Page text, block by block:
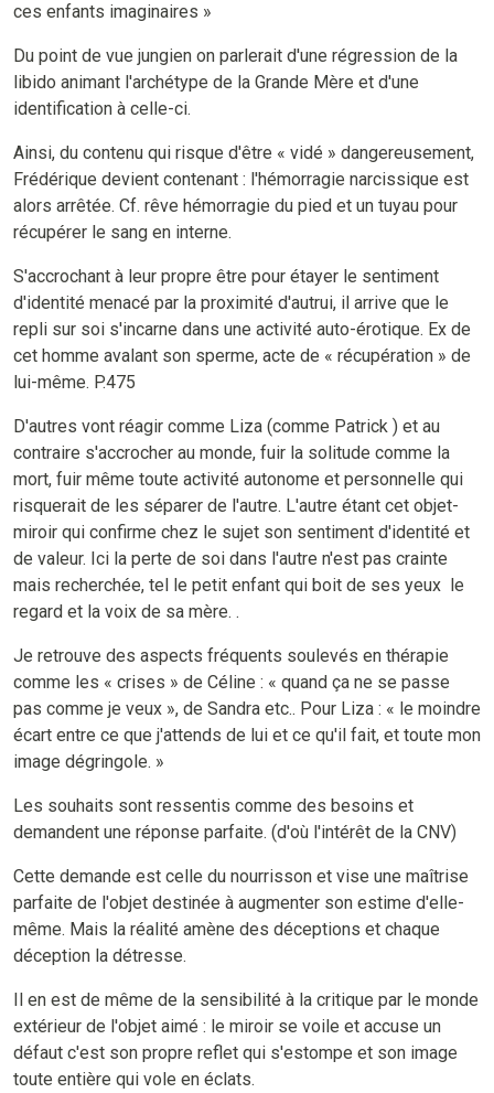
ces enfants imaginaires »
Du point de vue jungien on parlerait d'une régression de la
libido animant l'archétype de la Grande Mère et d'une
identification à celle-ci.
Ainsi, du contenu qui risque d'être « vidé » dangereusement,
Frédérique devient contenant : l'hémorragie narcissique est
alors arrêtée. Cf. rêve hémorragie du pied et un tuyau pour
récupérer le sang en interne.
S'accrochant à leur propre être pour étayer le sentiment
d'identité menacé par la proximité d'autrui, il arrive que le
repli sur soi s'incarne dans une activité auto-érotique. Ex de
cet homme avalant son sperme, acte de « récupération » de
lui-même. P.475
D'autres vont réagir comme Liza (comme Patrick ) et au
contraire s'accrocher au monde, fuir la solitude comme la
mort, fuir même toute activité autonome et personnelle qui
risquerait de les séparer de l'autre. L'autre étant cet objet-
miroir qui confirme chez le sujet son sentiment d'identité et
de valeur. Ici la perte de soi dans l'autre n'est pas crainte
mais recherchée, tel le petit enfant qui boit de ses yeux le
regard et la voix de sa mère. .
Je retrouve des aspects fréquents soulevés en thérapie
comme les « crises » de Céline : « quand ça ne se passe
pas comme je veux », de Sandra etc.. Pour Liza : « le moindre
écart entre ce que j'attends de lui et ce qu'il fait, et toute mon
image dégringole. »
Les souhaits sont ressentis comme des besoins et
demandent une réponse parfaite. (d'où l'intérêt de la CNV)
Cette demande est celle du nourrisson et vise une maîtrise
parfaite de l'objet destinée à augmenter son estime d'elle-
même. Mais la réalité amène des déceptions et chaque
déception la détresse.
Il en est de même de la sensibilité à la critique par le monde
extérieur de l'objet aimé : le miroir se voile et accuse un
défaut c'est son propre reflet qui s'estompe et son image
toute entière qui vole en éclats.